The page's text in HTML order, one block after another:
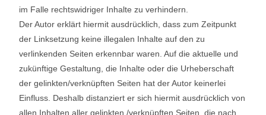
im Falle rechtswidriger Inhalte zu verhindern.
Der Autor erklärt hiermit ausdrücklich, dass zum Zeitpunkt
der Linksetzung keine illegalen Inhalte auf den zu
verlinkenden Seiten erkennbar waren. Auf die aktuelle und
zukünftige Gestaltung, die Inhalte oder die Urheberschaft
der gelinkten/verknüpften Seiten hat der Autor keinerlei
Einfluss. Deshalb distanziert er sich hiermit ausdrücklich von
allen Inhalten aller gelinkten /verknüpften Seiten, die nach